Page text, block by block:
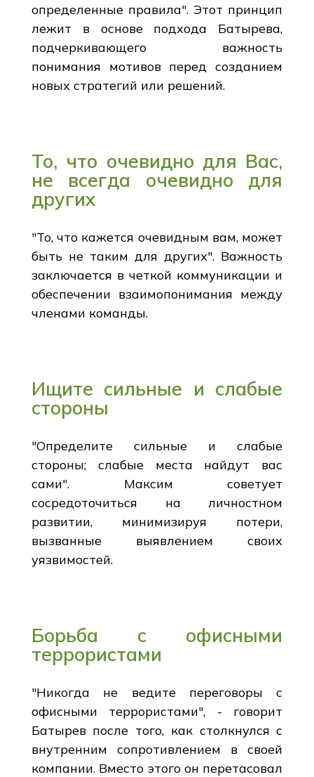
определенные правила". Этот принцип
лежит в основе подхода Батырева,
подчеркивающего важность
понимания мотивов перед созданием
новых стратегий или решений.
То, что очевидно для Вас,
не всегда очевидно для
других
"То, что кажется очевидным вам, может
быть не таким для других". Важность
заключается в четкой коммуникации и
обеспечении взаимопонимания между
членами команды.
Ищите сильные и слабые
стороны
"Определите сильные и слабые
стороны; слабые места найдут вас
сами". Максим советует
сосредоточиться на личностном
развитии, минимизируя потери,
вызванные выявлением своих
уязвимостей.
Борьба с офисными
террористами
"Никогда не ведите переговоры с
офисными террористами", - говорит
Батырев после того, как столкнулся с
внутренним сопротивлением в своей
компании. Вместо этого он перетасовал